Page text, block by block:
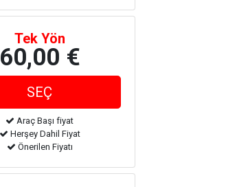
Tek Yön
60,00 €
Araç Başı fiyat
Herşey Dahil Fiyat
Önerilen Fiyatı